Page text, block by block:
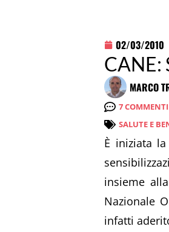
02/03/2010
CANE:
MARCO
7 COMMENTI
SALUTE E
È iniziata la
insieme alla
Nazionale
infatti